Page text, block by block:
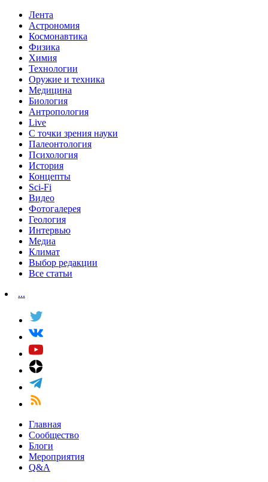
Лента
Астрономия
Космонавтика
Физика
Химия
Технологии
Оружие и техника
Медицина
Биология
Антропология
Live
С точки зрения науки
Палеонтология
Психология
История
Концепты
Sci-Fi
Видео
Фотогалерея
Геология
Интервью
Медиа
Климат
Выбор редакции
Все статьи
...
Главная
Сообщество
Блоги
Мероприятия
Q&A